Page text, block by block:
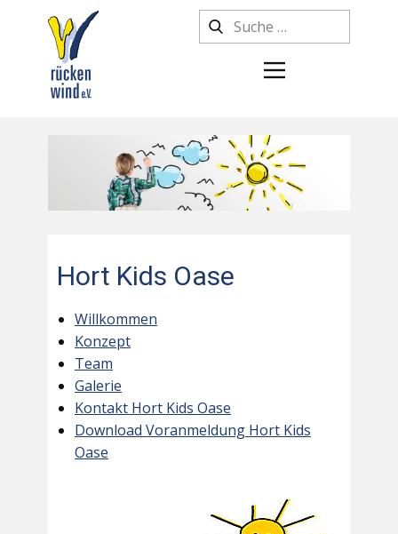
Hort Kids Oase
Willkommen
Konzept
Team
Galerie
Kontakt Hort Kids Oase
Download Voranmeldung Hort Kids
Oase